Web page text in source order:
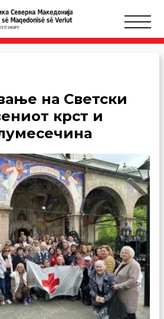
на Светски
крст и